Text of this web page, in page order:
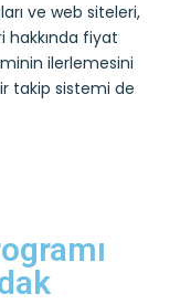
ve web siteleri,
hakkında fiyat
ilerlemesini
takip sistemi de